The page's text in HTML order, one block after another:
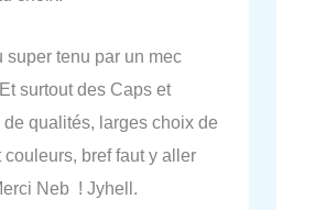
super tenu par un mec
surtout des Caps et
de qualités, larges choix de
couleurs, bref faut y aller
Neb ! Jyhell.